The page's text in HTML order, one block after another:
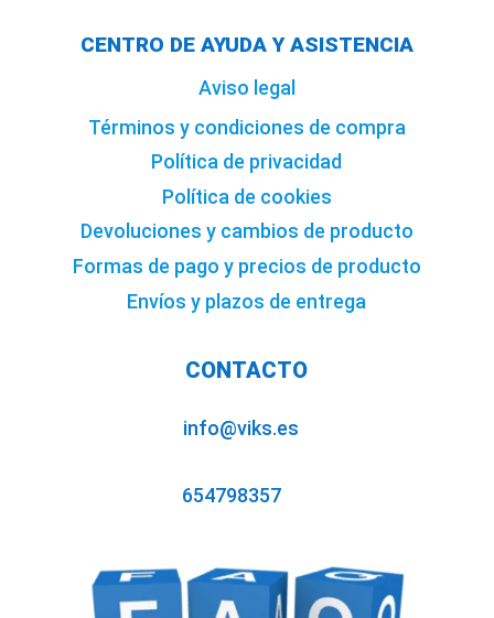
CENTRO DE AYUDA Y ASISTENCIA
Aviso legal
Términos y condiciones de compra
Política de privacidad
Política de cookies
Devoluciones y cambios de producto
Formas de pago y precios de producto
Envíos y plazos de entrega
CONTACTO
info@viks.es
654798357